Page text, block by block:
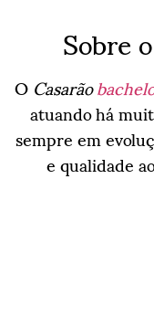
Sobre
OCasarão
atuando há
sempre em
e qualidade